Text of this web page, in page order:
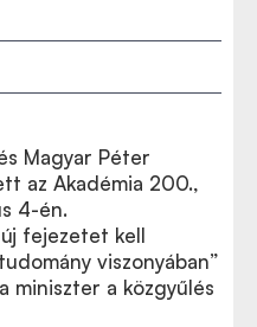
Magyar Péter
az Akadémia 200.,
4-én.
fejezetet kell
viszonyában”
miniszter a közgyűlés